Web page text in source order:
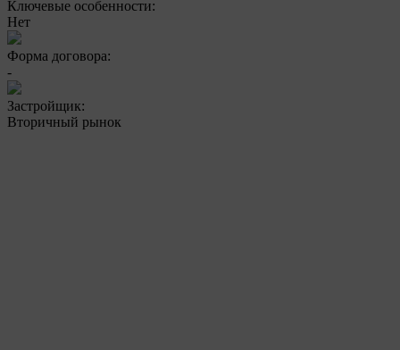
Ключевые особенности:
Нет
Форма договора:
-
Застройщик:
Вторичный рынок